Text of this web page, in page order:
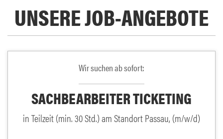
UNSERE JOB-ANGEBOTE
Wir suchen ab sofort:
SACHBEARBEITER TICKETING
in Teilzeit (min. 30 Std.) am Standort Passau, (m/w/d)